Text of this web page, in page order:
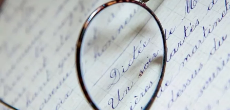
Les Maîtres sans dieu
Daniel Crozes
28 €